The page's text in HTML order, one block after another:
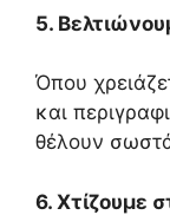
5.
Όπου
και
θέλουν
6. Χτίζουμε